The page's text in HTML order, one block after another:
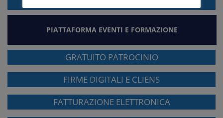
PIATTAFORMA EVENTI E FORMAZIONE
GRATUITO PATROCINIO
FIRME DIGITALI E CLIENS
FATTURAZIONE ELETTRONICA